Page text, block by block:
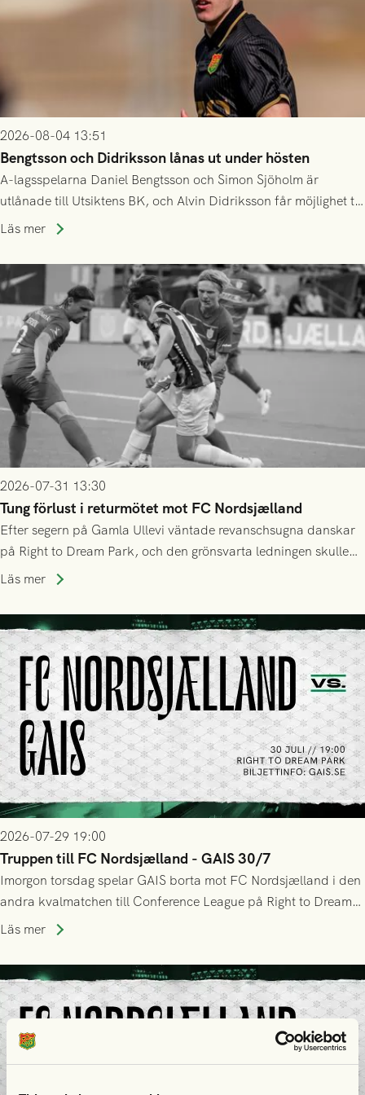
2026-08-04 13:51
Bengtsson och Didriksson lånas ut under hösten
A-lagsspelarna Daniel Bengtsson och Simon Sjöholm är
utlånade till Utsiktens BK, och Alvin Didriksson får möjlighet till
speltid i Hestrafors genom föreningssamarbete.
Läs mer
2026-07-31 13:30
Tung förlust i returmötet mot FC Nordsjælland
Efter segern på Gamla Ullevi väntade revanschsugna danskar
på Right to Dream Park, och den grönsvarta ledningen skulle
upphöra efter mindre än kvarten spelad. På lika mark visade
tennissiffror och det grönsvarta europaäventyret tog slut.
Läs mer
2026-07-29 19:00
Truppen till FC Nordsjælland - GAIS 30/7
Imorgon torsdag spelar GAIS borta mot FC Nordsjælland i den
andra kvalmatchen till Conference League på Right to Dream
Park! Fredrik Holmberg och ledarstaben har tagit ut följande
Läs mer